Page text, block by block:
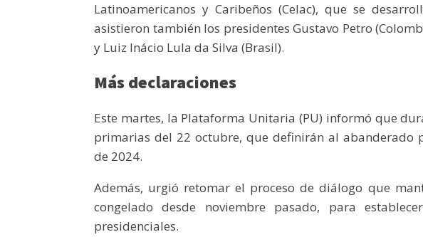
Latinoamericanos y Caribeños (Celac), que se
asistieron también los presidentes Gustavo Petro
y Luiz Inácio Lula da Silva (Brasil).
Más declaraciones
Este martes, la Plataforma Unitaria (PU) informó que
primarias del 22 octubre, que definirán al abanderado
de 2024.
Además, urgió retomar el proceso de diálogo que
congelado desde noviembre pasado, para
presidenciales.